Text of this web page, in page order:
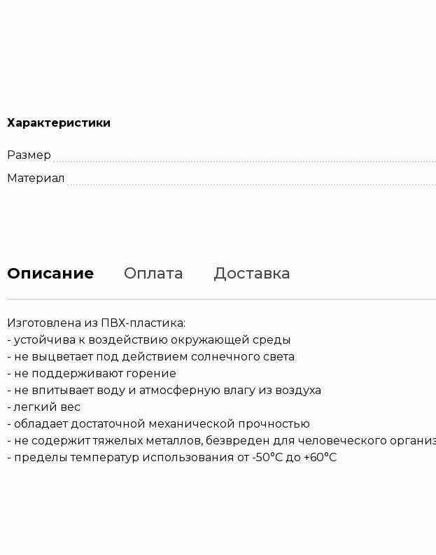
Характеристики
Размер
Материал
Описание Оплата Доставка
Изготовлена из ПВХ-пластика:
- устойчива к воздействию окружающей среды
- не выцветает под действием солнечного света
- не поддерживают горение
- не впитывает воду и атмосферную влагу из воздуха
- легкий вес
- обладает достаточной механической прочностью
- не содержит тяжелых металлов, безвреден для человеческого
- пределы температур использования от -50°С до +60°С